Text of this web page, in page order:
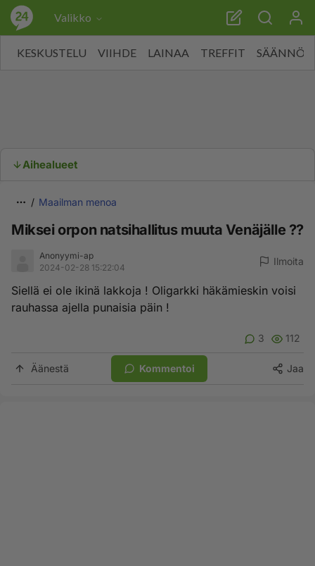
Valikko
KESKUSTELU VIIHDE LAINAA TREFFIT SÄÄNNÖT
Aihealueet
Maailman menoa
Miksei orpon natsihallitus muuta Venäjälle ??
Anonyymi-ap
2024-02-28 15:22:04
Ilmoita
Siellä ei ole ikinä lakkoja ! Oligarkki häkämieskin voisi
rauhassa ajella punaisia päin !
3 112
Äänestä Kommentoi Jaa